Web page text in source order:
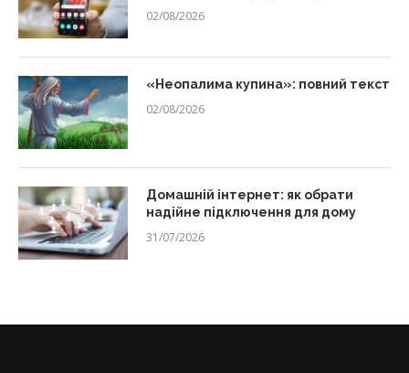
02/08/2026
«Неопалима купина»: повний текст
02/08/2026
Домашній інтернет: як обрати
надійне підключення для дому
31/07/2026